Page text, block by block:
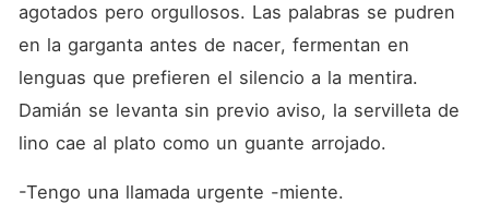
agotados pero orgullosos. Las palabras se pudren
en la garganta antes de nacer, fermentan en
lenguas que prefieren el silencio a la mentira.
Damián se levanta sin previo aviso, la servilleta de
lino cae al plato como un guante arrojado.
-Tengo una llamada urgente -miente.